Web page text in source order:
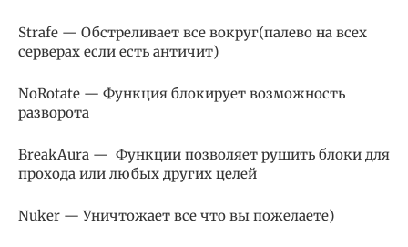
Strafe — Обстреливает все вокруг(палево на всех
серверах если есть античит)
NoRotate — Функция блокирует возможность
разворота
BreakAura — Функции позволяет рушить блоки для
прохода или любых других целей
Nuker — Уничтожает все что вы пожелаете)